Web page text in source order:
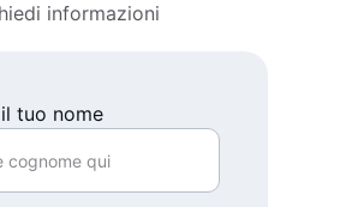
tuo nome
informazioni